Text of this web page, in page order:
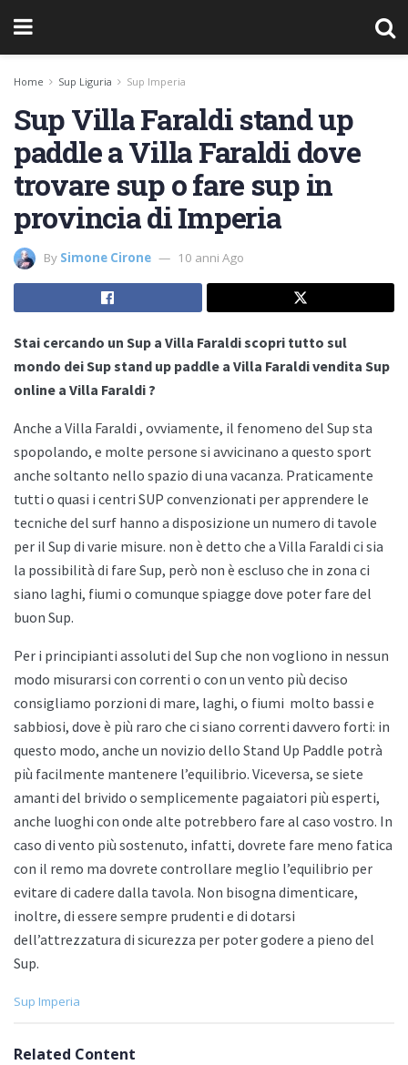
Home Sup Liguria Sup Imperia
Sup Villa Faraldi stand up
paddle a Villa Faraldi dove
trovare sup o fare sup in
provincia di Imperia
By Simone Cirone 10 anni Ago
Stai cercando un Sup a Villa Faraldi scopri tutto sul
mondo dei Sup stand up paddle a Villa Faraldi vendita Sup
online a Villa Faraldi ?
Anche a Villa Faraldi , ovviamente, il fenomeno del Sup sta
spopolando, e molte persone si avvicinano a questo sport
anche soltanto nello spazio di una vacanza. Praticamente
tutti o quasi i centri SUP convenzionati per apprendere le
tecniche del surf hanno a disposizione un numero di tavole
per il Sup di varie misure. non è detto che a Villa Faraldi ci sia
la possibilità di fare Sup, però non è escluso che in zona ci
siano laghi, fiumi o comunque spiagge dove poter fare del
buon Sup.
Per i principianti assoluti del Sup che non vogliono in nessun
modo misurarsi con correnti o con un vento più deciso
consigliamo porzioni di mare, laghi, o fiumi molto bassi e
sabbiosi, dove è più raro che ci siano correnti davvero forti: in
questo modo, anche un novizio dello Stand Up Paddle potrà
più facilmente mantenere l’equilibrio. Viceversa, se siete
amanti del brivido o semplicemente pagaiatori più esperti,
anche luoghi con onde alte potrebbero fare al caso vostro. In
caso di vento più sostenuto, infatti, dovrete fare meno fatica
con il remo ma dovrete controllare meglio l’equilibrio per
evitare di cadere dalla tavola. Non bisogna dimenticare,
inoltre, di essere sempre prudenti e di dotarsi
dell’attrezzatura di sicurezza per poter godere a pieno del
Sup.
C
e
Sup Imperia
Related Content